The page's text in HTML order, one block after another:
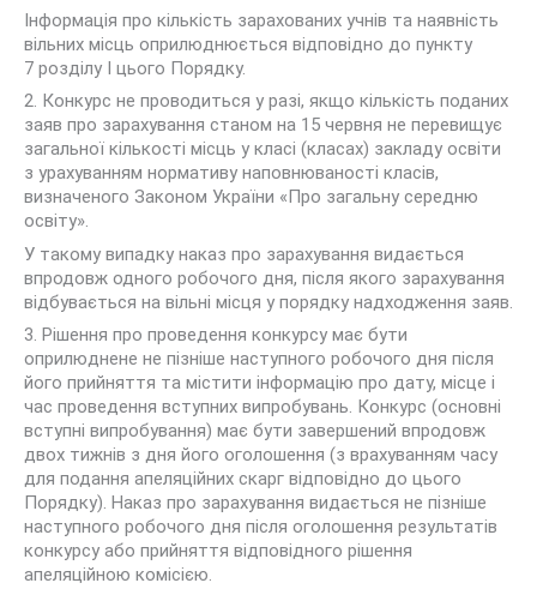
Інформація про кількість зарахованих учнів та наявність
вільних місць оприлюднюється відповідно до пункту
7 розділу І цього Порядку.
2. Конкурс не проводиться у разі, якщо кількість поданих
заяв про зарахування станом на 15 червня не перевищує
загальної кількості місць у класі (класах) закладу освіти
з урахуванням нормативу наповнюваності класів,
визначеного Законом України «Про загальну середню
освіту».
У такому випадку наказ про зарахування видається
впродовж одного робочого дня, після якого зарахування
відбувається на вільні місця у порядку надходження заяв.
3. Рішення про проведення конкурсу має бути
оприлюднене не пізніше наступного робочого дня після
його прийняття та містити інформацію про дату, місце і
час проведення вступних випробувань. Конкурс (основні
вступні випробування) має бути завершений впродовж
двох тижнів з дня його оголошення (з врахуванням часу
для подання апеляційних скарг відповідно до цього
Порядку). Наказ про зарахування видається не пізніше
наступного робочого дня після оголошення результатів
конкурсу або прийняття відповідного рішення
апеляційною комісією.